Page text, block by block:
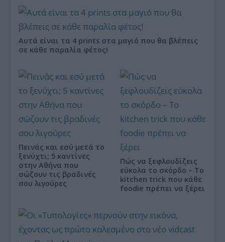
Αυτά είναι τα 4 prints στα μαγιό που θα βλέπεις
σε κάθε παραλία φέτος!
Πεινάς και εσύ μετά το
ξενύχτι; 5 καντίνες
στην Αθήνα που
σώζουν τις βραδινές
σου λιγούρες
Πώς να ξεφλουδίζεις
εύκολα το σκόρδο – Το
kitchen trick που κάθε
foodie πρέπει να ξέρει